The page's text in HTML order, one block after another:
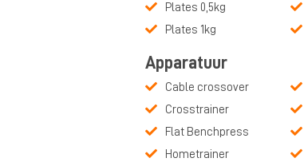
Plates 0,5kg
Plates 1kg
Apparatuur
Cable crossover
Crosstrainer
Flat Benchpress
Hometrainer